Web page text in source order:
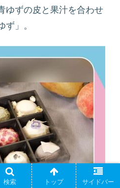
ゆずの皮と果汁を合わせ
ず」。
検索 トップ サイドバー